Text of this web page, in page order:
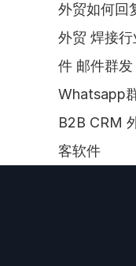
外贸如何回
外贸 焊接
件 邮件群
Whatsapp
B2B CRM
客软件